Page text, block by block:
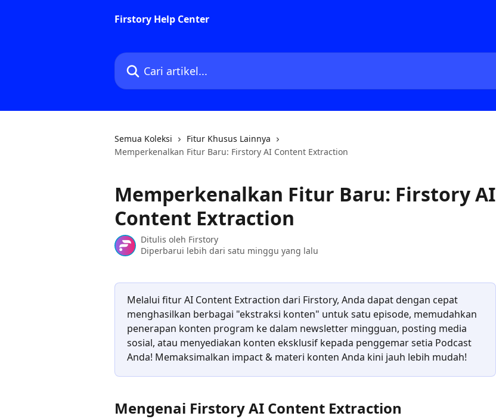
Firstory Help Center
Cari artikel...
Semua Koleksi
Fitur Khusus Lainnya
Memperkenalkan Fitur Baru: Firstory AI Content Extraction
Memperkenalkan Fitur Baru: Firstory AI
Content Extraction
Ditulis oleh Firstory
Diperbarui lebih dari satu minggu yang lalu
Melalui fitur AI Content Extraction dari Firstory, Anda dapat dengan cepat
menghasilkan berbagai "ekstraksi konten" untuk satu episode, memudahkan
penerapan konten program ke dalam newsletter mingguan, posting media
sosial, atau menyediakan konten eksklusif kepada penggemar setia Podcast
Anda! Memaksimalkan impact & materi konten Anda kini jauh lebih mudah!
Mengenai Firstory AI Content Extraction